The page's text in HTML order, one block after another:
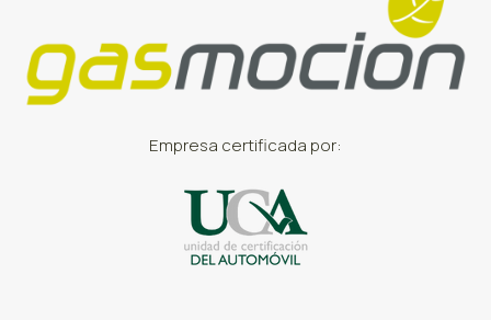
Empresa certificada por: